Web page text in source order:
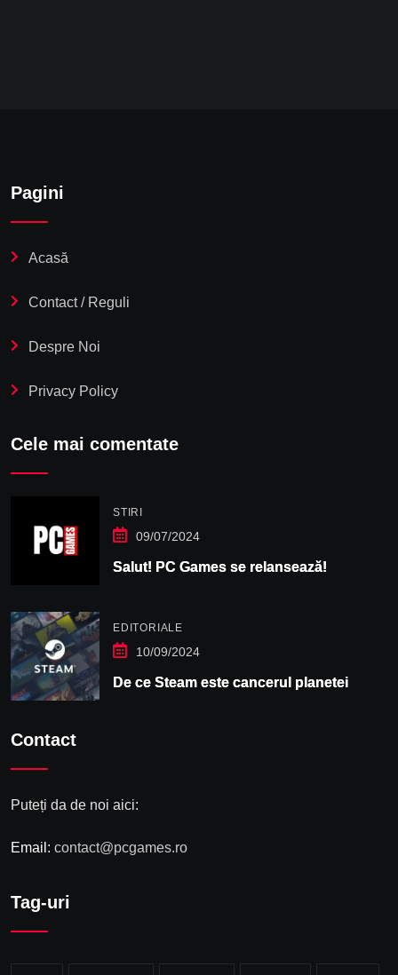
Pagini
Acasă
Contact / Reguli
Despre Noi
Privacy Policy
Cele mai comentate
STIRI
09/07/2024
Salut! PC Games se relansează!
EDITORIALE
10/09/2024
De ce Steam este cancerul planetei
Contact
Puteți da de noi aici:
Email: contact@pcgames.ro
Tag-uri